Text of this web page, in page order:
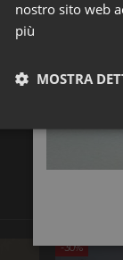
-30%
nostro sito web
più
MOSTRA